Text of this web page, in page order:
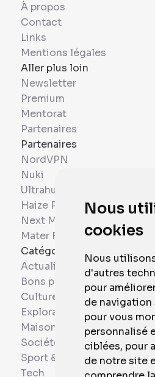
Nous
cookies
Nous
d'autres
pour
de navigation
pour vous
personnalisé
ciblées, pour
de notre site
À propos
Contact
Links
Mentions légales
Aller plus loin
Newsletter
Premium
Mentorat
Partenaires
Partenaires
NordVPN
Nuki
Ultrahuman
Haize Project
Next Mobiles
Mater France
Catégories
Actualités
Bons plans
Culture
Exploration
Maison et Domotique
Société
Sport & Santé
Tech